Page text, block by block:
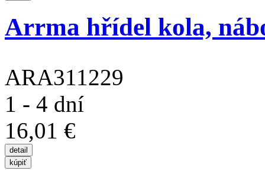
Arrma hřídel kola,
ARA311229
1 - 4 dní
16,01 €